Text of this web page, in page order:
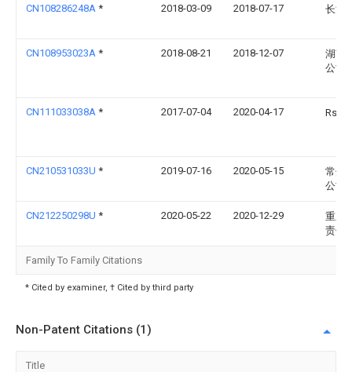
CN108286248A * 2018-03-09 2018-07-17 长江
CN108953023A * 2018-08-21 2018-12-07
湖南
公司
CN111033038A * 2017-07-04 2020-04-17 Rsm
CN210531033U * 2019-07-16 2020-05-15
常州
公司
CN212250298U * 2020-05-22 2020-12-29
重庆
责任
Family To Family Citations
* Cited by examiner, † Cited by third party
Non-Patent Citations (1)
Title